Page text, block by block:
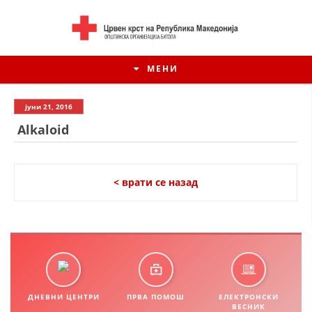
МЕНИ
ИСТОРИЈАТ НА ЦКРМ
ИСТОРИЈАТ НА ДВИЖЕЊЕТО
јуни 21, 2016
Alkaloid
< врати се назад
ДНЕВНИ ЦЕНТРИ ПРВА ПОМОШ
ЕЛЕКТРОНСКИ
ВЕСНИК